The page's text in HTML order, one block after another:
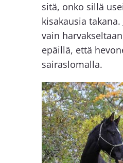
sitä, onko sillä
kisakausia
vain
epäillä, että
sairaslomalla.